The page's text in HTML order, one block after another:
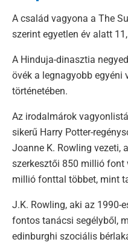
A család vagyona a The
szerint egyetlen év alatt
A Hinduja-dinasztia
övék a legnagyobb egyéni
történetében.
Az irodalmárok
sikerű Harry Potter-
Joanne K. Rowling vezeti,
szerkesztői 850 millió
millió fonttal többet, mint
J.K. Rowling, aki az 1990-
fontos tanácsi segélyből,
edinburghi szociális